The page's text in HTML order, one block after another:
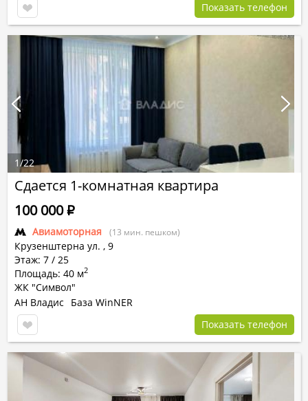
Показать телефон
Сдается 1-комнатная квартира
Авиамоторная (13 мин. пешком)
Крузенштерна ул. , 9
Этаж: 7 / 25
Площадь: 40 м2
ЖК "Символ"
100 000Р
АН Владис
База WinNER
Показать телефон
1/22